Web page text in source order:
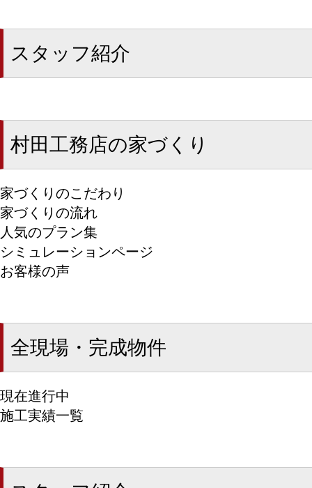
スタッフ紹介
村田工務店の家づくり
家づくりのこだわり
家づくりの流れ
人気のプラン集
シミュレーションページ
お客様の声
全現場・完成物件
現在進行中
施工実績一覧